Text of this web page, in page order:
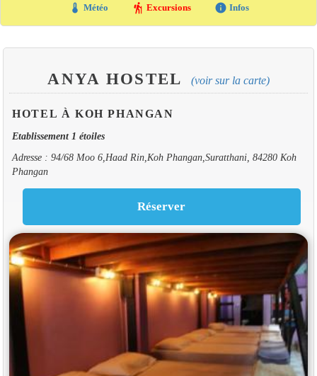
thermostat Météo hiking Excursions info Infos
ANYA HOSTEL (voir sur la carte)
HOTEL À KOH PHANGAN
Etablissement 1 étoiles
Adresse : 94/68 Moo 6,Haad Rin,Koh Phangan,Suratthani, 84280 Koh
Phangan